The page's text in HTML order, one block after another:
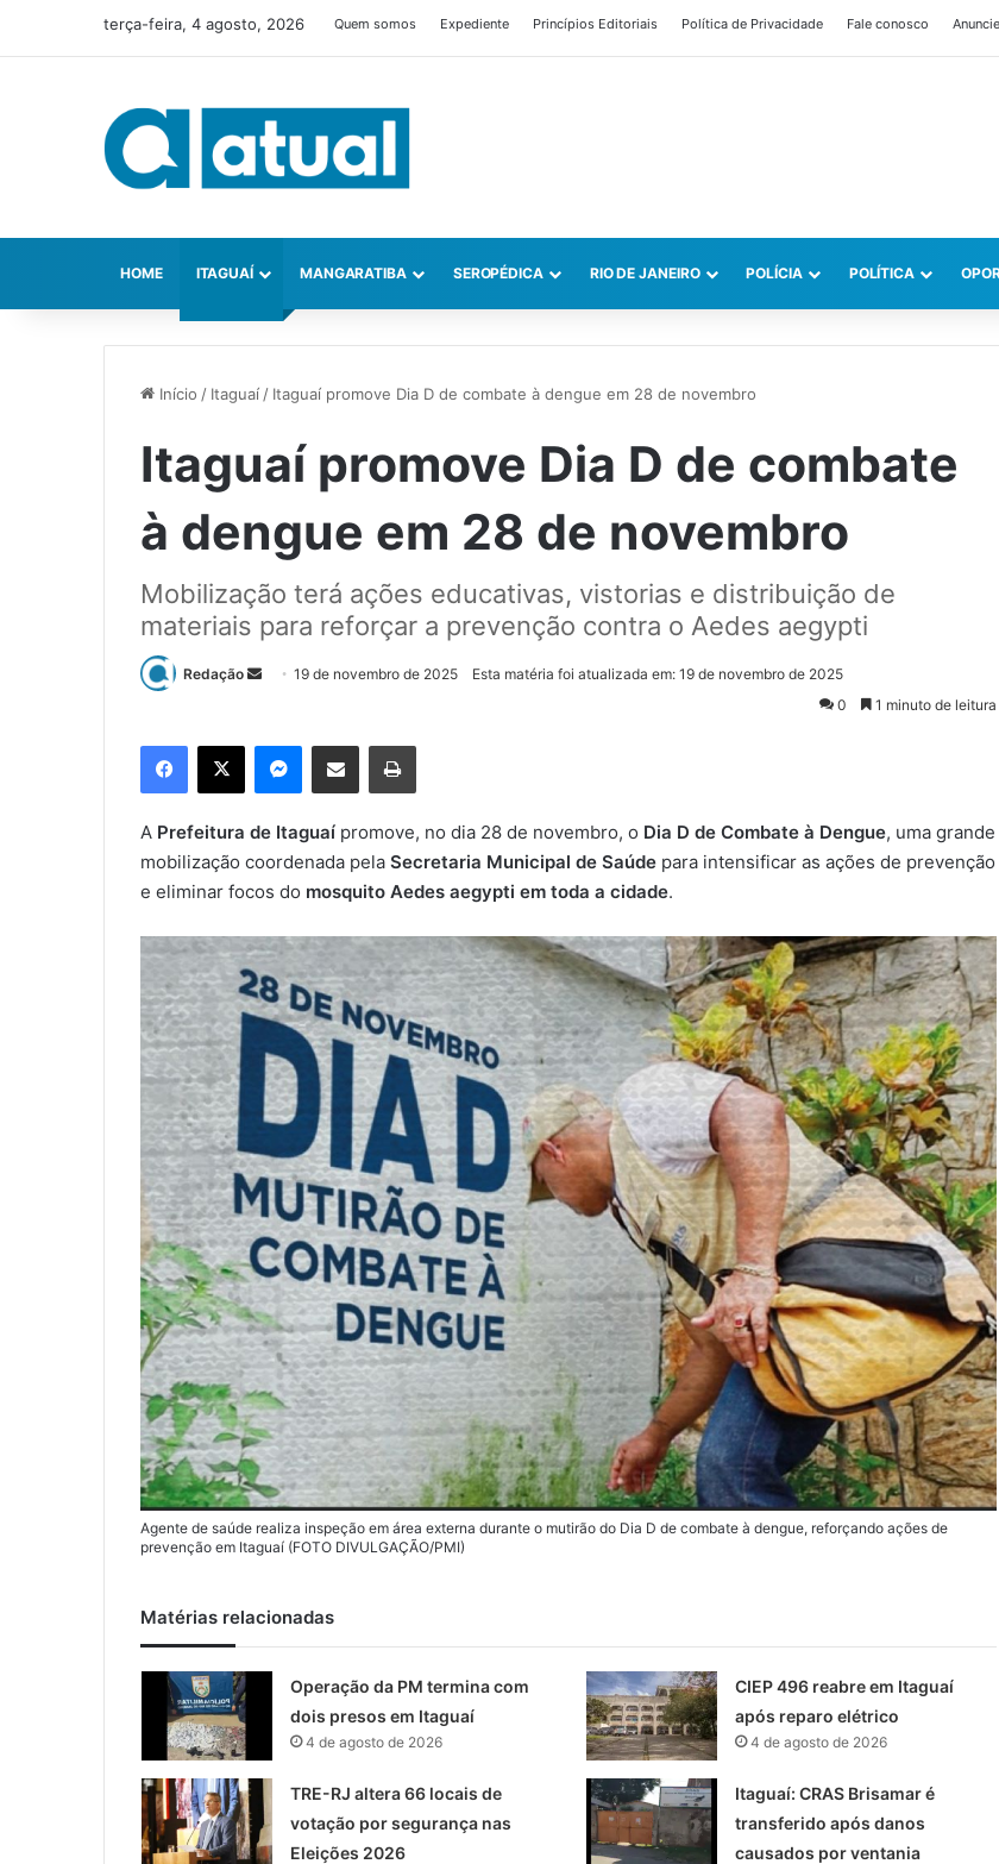
terça-feira, 4 agosto, 2026 Quem somos Expediente Princípios Editoriais Política de Privacidade Fale conosco Anuncie
HOME ITAGUAÍ MANGARATIBA SEROPÉDICA RIO DE JANEIRO POLÍCIA POLÍTICA
Início / Itaguaí/ Itaguaí promove Dia D de combate à dengue em 28 de novembro
Itaguaí promove Dia D de combate
à dengue em 28 de novembro
Mobilização terá ações educativas, vistorias e distribuição de
materiais para reforçar a prevenção contra o Aedes aegypti
Redação
m
e
-
a
i
l
19 de novembro de 2025
Esta matéria foi atualizada em: 19 de novembro de 2025
0
1 minuto de leitura
A Prefeitura de Itaguaí promove, no dia 28 de novembro, o Dia D de Combate à Dengue, uma grande
mobilização coordenada pela Secretaria Municipal de Saúde para intensificar as ações de prevenção
e eliminar focos do mosquito Aedes aegypti em toda a cidade.
Agente de saúde realiza inspeção em área externa durante o mutirão do Dia D de combate à dengue, reforçando ações de
prevenção em Itaguaí (FOTO DIVULGAÇÃO/PMI)
Matérias relacionadas
Operação da PM termina com
dois presos em Itaguaí
4 de agosto de 2026
CIEP 496 reabre em Itaguaí
após reparo elétrico
4 de agosto de 2026
TRE-RJ altera 66 locais de
votação por segurança nas
Eleições 2026
Itaguaí: CRAS Brisamar é
transferido após danos
causados por ventania